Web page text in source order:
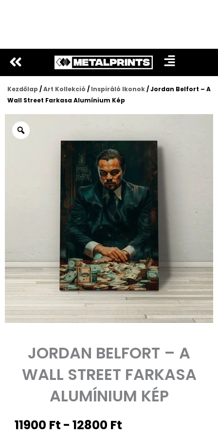
Kezdőlap /Art Kollekció / Inspiráló Ikonok/ Jordan Belfort – A
Wall Street Farkasa Alumínium Kép
JORDAN BELFORT – A
WALL STREET FARKASA
ALUMÍNIUM KÉP
11900 Ft - 12800 Ft